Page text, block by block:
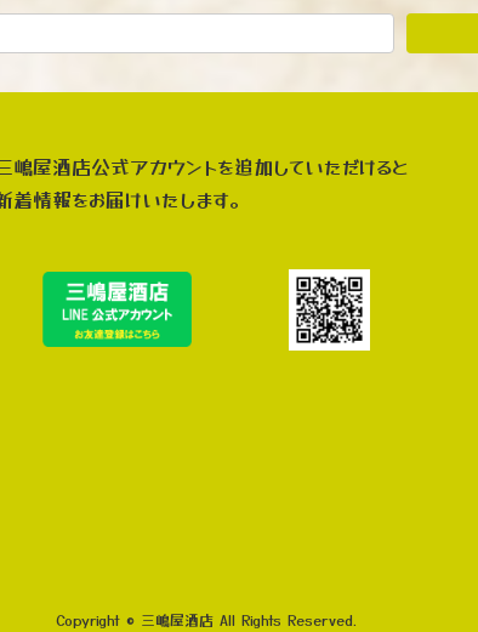
嶋屋酒店公式アカウントを追加していただけると
着情報をお届けいたします。
Copyright © 三嶋屋酒店 All Rights Reserved.